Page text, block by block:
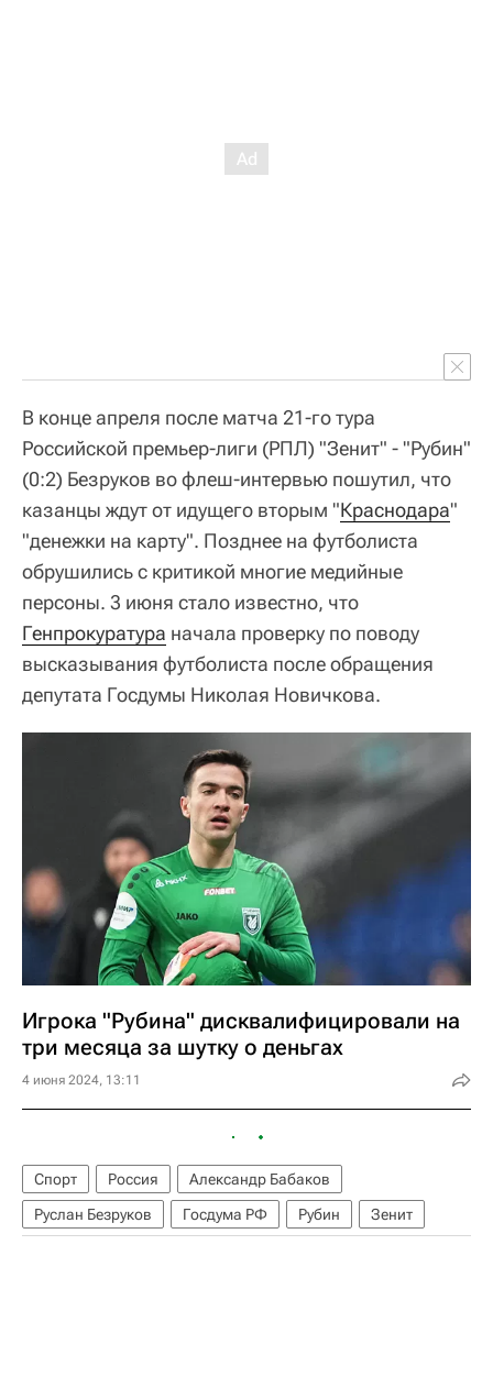
В конце апреля после матча 21-го тура
Российской премьер-лиги (РПЛ) "Зенит" - "Рубин"
(0:2) Безруков во флеш-интервью пошутил, что
казанцы ждут от идущего вторым "Краснодара"
"денежки на карту". Позднее на футболиста
обрушились с критикой многие медийные
персоны. 3 июня стало известно, что
Генпрокуратура начала проверку по поводу
высказывания футболиста после обращения
депутата Госдумы Николая Новичкова.
Игрока "Рубина" дисквалифицировали на
три месяца за шутку о деньгах
4 июня 2024, 13:11
Спорт Россия
Александр Бабаков
Руслан Безруков
Госдума РФ Рубин Зенит